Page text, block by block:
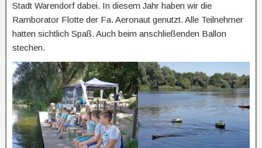
Stadt Warendorf dabei. In diesem Jahr haben wir die
Ramborator Flotte der Fa. Aeronaut genutzt. Alle Teilnehmer
hatten sichtlich Spaß. Auch beim anschließenden Ballon
stechen.